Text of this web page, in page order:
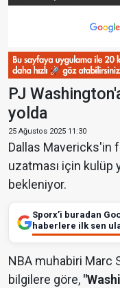
PJ
yolda
25 Ağustos 2025 11:30
Dallas Mavericks'in
uzatması için kulüp
bekleniyor.
Sporx’i buradan
haberlere ilk sen
NBA muhabiri Marc
bilgilere göre,